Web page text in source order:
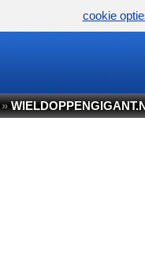
»
cookie